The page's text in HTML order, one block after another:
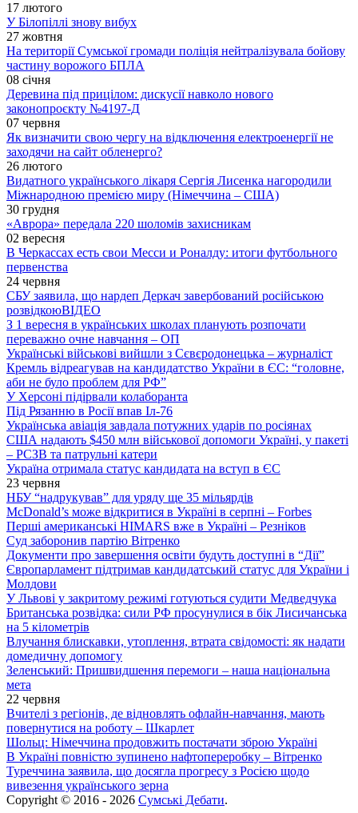
17 лютого
У Білопіллі знову вибух
27 жовтня
На території Сумської громади поліція нейтралізувала бойову
частину ворожого БПЛА
08 січня
Деревина під прицілом: дискусії навколо нового
законопроєкту №4197-Д
07 червня
Як визначити свою чергу на відключення електроенергії не
заходячи на сайт обленерго?
26 лютого
Видатного українського лікаря Сергія Лисенка нагородили
Міжнародною премією миру (Німеччина – США)
30 грудня
«Аврора» передала 220 шоломів захисникам
02 вересня
В Черкассах есть свои Месси и Роналду: итоги футбольного
первенства
24 червня
СБУ заявила, що нардеп Деркач завербований російською
розвідкоюВІДЕО
З 1 вересня в українських школах планують розпочати
переважно очне навчання – ОП
Українські військові вийшли з Сєвєродонецька – журналіст
Кремль відреагував на кандидатство України в ЄС: “головне,
аби не було проблем для РФ”
У Херсоні підірвали колаборанта
Під Рязанню в Росії впав Іл-76
Українська авіація завдала потужних ударів по росіянах
США надають $450 млн військової допомоги Україні, у пакеті
– РСЗВ та патрульні катери
Україна отримала статус кандидата на вступ в ЄС
23 червня
НБУ “надрукував” для уряду ще 35 мільярдів
McDonald’s може відкритися в Україні в серпні – Forbes
Перші американські HIMARS вже в Україні – Резніков
Суд заборонив партію Вітренко
Документи про завершення освіти будуть доступні в “Дії”
Європарламент підтримав кандидатський статус для України і
Молдови
У Львові у закритому режимі готуються судити Медведчука
Британська розвідка: сили РФ просунулися в бік Лисичанська
на 5 кілометрів
Влучання блискавки, утоплення, втрата свідомості: як надати
домедичну допомогу
Зеленський: Пришвидшення перемоги – наша національна
мета
22 червня
Вчителі з регіонів, де відновлять офлайн-навчання, мають
повернутися на роботу – Шкарлет
Шольц: Німеччина продовжить постачати зброю Україні
В Україні повністю зупинено нафтопереробку – Вітренко
Туреччина заявила, що досягла прогресу з Росією щодо
вивезення українського зерна
Copyright © 2016 - 2026 Сумські Дебати.